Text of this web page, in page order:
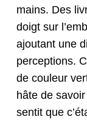
mains. Des
doigt sur
ajoutant une
per­cep­tions.
de couleur
hâte de
sen­tit que